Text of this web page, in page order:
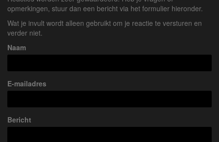
opmerkingen, stuur dan een bericht via het formulier hieronder.
Wat je invult wordt alleen gebruikt om je reactie te versturen en
verder niet.
Naam
E-mailadres
Bericht